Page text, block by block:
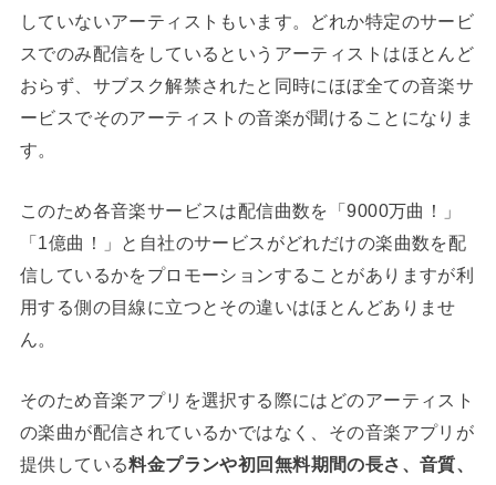
していないアーティストもいます。どれか特定のサービ
スでのみ配信をしているというアーティストはほとんど
おらず、サブスク解禁されたと同時にほぼ全ての音楽サ
ービスでそのアーティストの音楽が聞けることになりま
す。
このため各音楽サービスは配信曲数を「9000万曲！」
「1億曲！」と自社のサービスがどれだけの楽曲数を配
信しているかをプロモーションすることがありますが利
用する側の目線に立つとその違いはほとんどありませ
ん。
そのため音楽アプリを選択する際にはどのアーティスト
の楽曲が配信されているかではなく、その音楽アプリが
提供している料金プランや初回無料期間の長さ、音質、